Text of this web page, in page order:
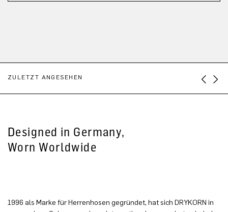
ZULETZT ANGESEHEN
Designed in Germany,
Worn Worldwide
1996 als Marke für Herrenhosen gegründet, hat sich DRYKORN in